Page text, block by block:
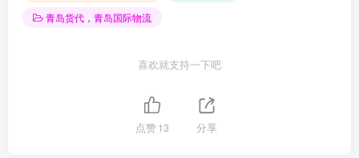
青岛货代，青岛国际物流
喜欢就支持一下吧
点赞13 分享